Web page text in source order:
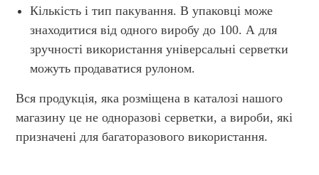
Кількість і тип пакування. В упаковці може
знаходитися від одного виробу до 100. А для
зручності використання універсальні серветки
можуть продаватися рулоном.
Вся продукція, яка розміщена в каталозі нашого
магазину це не одноразові серветки, а вироби, які
призначені для багаторазового використання.